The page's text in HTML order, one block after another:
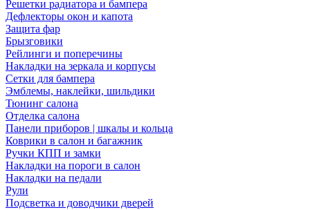
Решетки радиатора и бампера
Дефлекторы окон и капота
Защита фар
Брызговики
Рейлинги и поперечины
Накладки на зеркала и корпусы
Сетки для бампера
Эмблемы, наклейки, шильдики
Тюнинг салона
Отделка салона
Панели приборов | шкалы и кольца
Коврики в салон и багажник
Ручки КПП и замки
Накладки на пороги в салон
Накладки на педали
Рули
Подсветка и доводчики дверей